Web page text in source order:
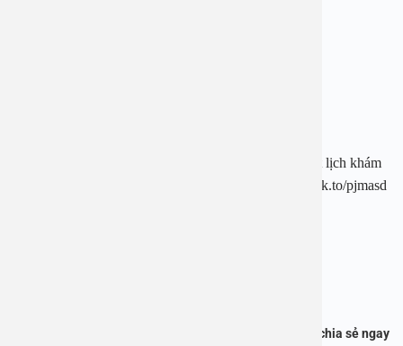
Tải APP Bệnh viện An Việt để “Tra cứu kết quả – Đặt lịch khám
– Video Call với bác sĩ” và hơn thế nữa : https://onelink.to/pjmasd
Bạn thấy thông tin này hữu ích, chia sẻ ngay